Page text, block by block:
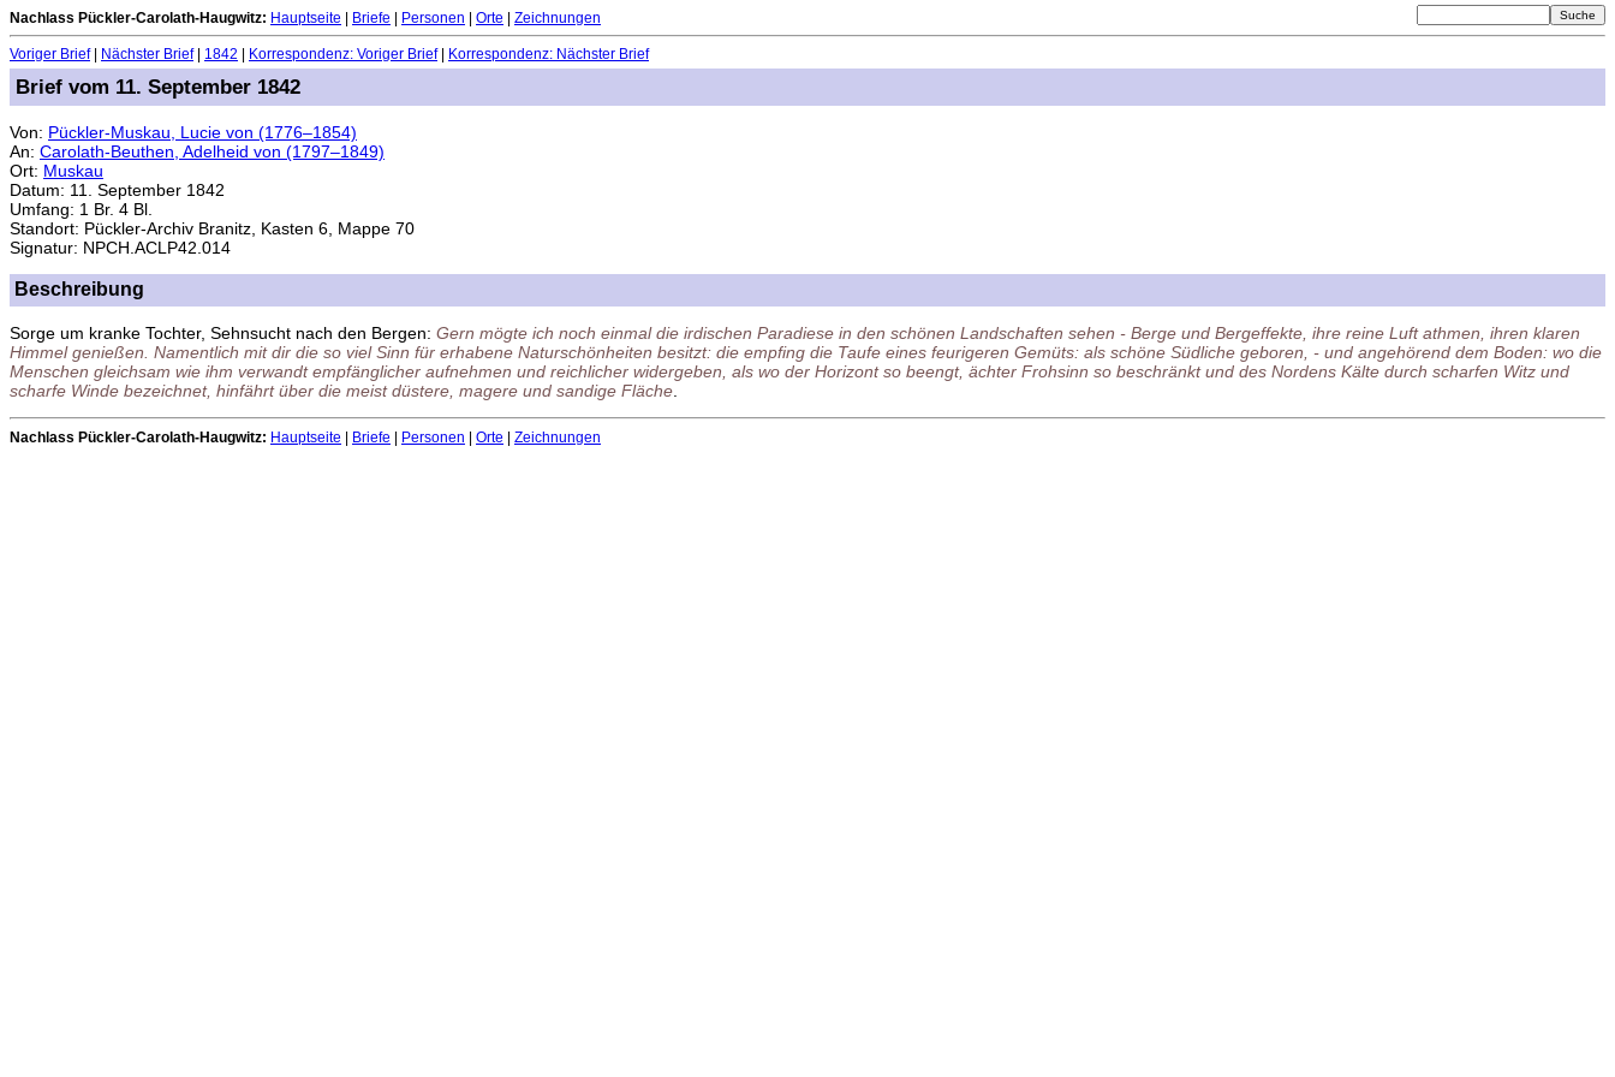
Nachlass Pückler-Carolath-Haugwitz: Hauptseite Briefe Personen Orte Zeichnungen
Voriger Brief| Nächster Brief| 1842 Korrespondenz: Voriger Brief| Korrespondenz: Nächster Brief
Brief vom 11. September 1842
Von: Pückler-Muskau, Lucie von (1776–1854)
An: Carolath-Beuthen, Adelheid von (1797–1849)
Ort: Muskau
Datum: 11. September 1842
Umfang: 1 Br. 4 Bl.
Standort: Pückler-Archiv Branitz, Kasten 6, Mappe 70
Signatur: NPCH.ACLP42.014
Beschreibung
Sorge um kranke Tochter, Sehnsucht nach den Bergen: Gern mögte ich noch einmal die irdischen Paradiese in den schönen Landschaften sehen - Berge und Bergeffekte, ihre reine Luft athmen, ihren klaren
Himmel genießen. Namentlich mit dir die so viel Sinn für erhabene Naturschönheiten besitzt: die empfing die Taufe eines feurigeren Gemüts: als schöne Südliche geboren, - und angehörend dem Boden: wo die
Menschen gleichsam wie ihm verwandt empfänglicher aufnehmen und reichlicher widergeben, als wo der Horizont so beengt, ächter Frohsinn so beschränkt und des Nordens Kälte durch scharfen Witz und
scharfe Winde bezeichnet, hinfährt über die meist düstere, magere und sandige Fläche
Nachlass Pückler-Carolath-Haugwitz: Hauptseite | Briefe | Personen | Orte | Zeichnungen